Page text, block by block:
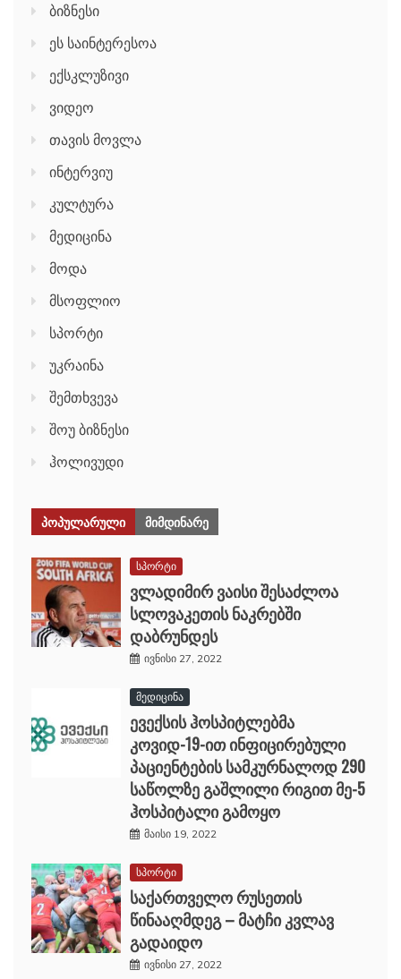
ბიზნესი
ეს საინტერესოა
ექსკლუზივი
ვიდეო
თავის მოვლა
ინტერვიუ
კულტურა
მედიცინა
მოდა
მსოფლიო
სპორტი
უკრაინა
შემთხვევა
შოუ ბიზნესი
ჰოლივუდი
ᲞᲝᲞᲣᲚᲐᲠᲣᲚᲘ ᲛᲘᲛᲓᲘᲜᲐᲠᲔ
სპორტი
ვლადიმირ ვაისი შესაძლოა
სლოვაკეთის ნაკრებში
დაბრუნდეს
ივნისი 27, 2022
მედიცინა
ევექსის ჰოსპიტლებმა
კოვიდ-19-ით ინფიცირებული
პაციენტების სამკურნალოდ 290
საწოლზე გაშლილი რიგით მე-5
ჰოსპიტალი გამოყო
მაისი 19, 2022
სპორტი
საქართველო რუსეთის
წინააღმდეგ – მატჩი კვლავ
გადაიდო
ივნისი 27, 2022